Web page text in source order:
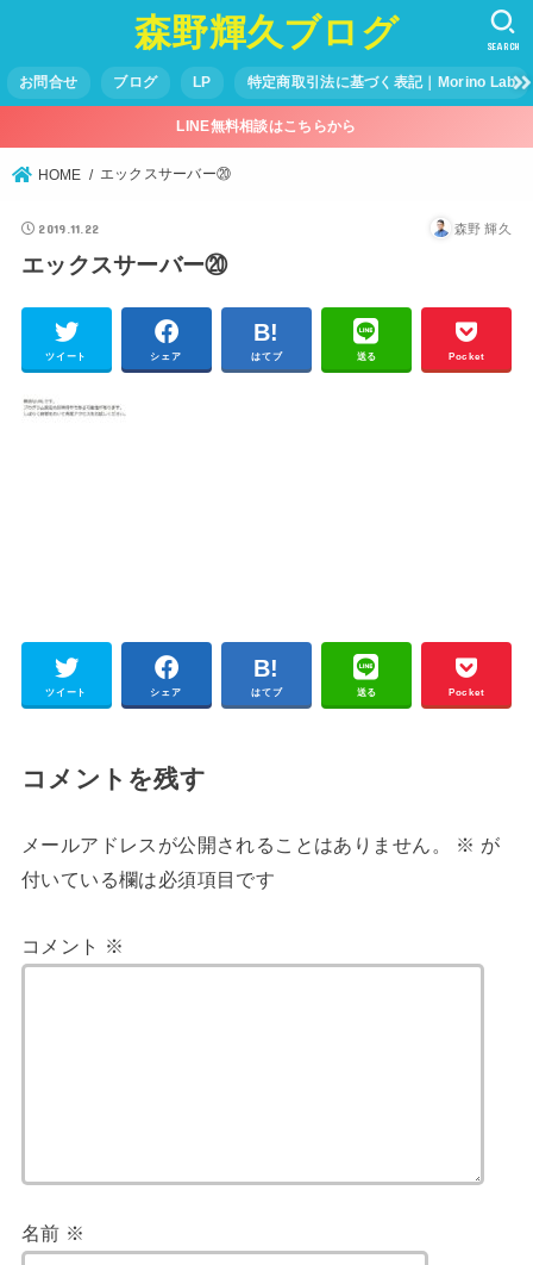
森野輝久ブログ
お問合せ ブログ LP 特定商取引法に基づく表記｜Morino Lab
SEARCH
LINE無料相談はこちらから
HOME エックスサーバー⑳
2019.11.22 森野 輝久
エックスサーバー⑳
ツイート シェア はてブ 送る Pocket
ツイート シェア はてブ 送る Pocket
コメントを残す
メールアドレスが公開されることはありません。 ※ が
付いている欄は必須項目です
コメント ※
名前 ※